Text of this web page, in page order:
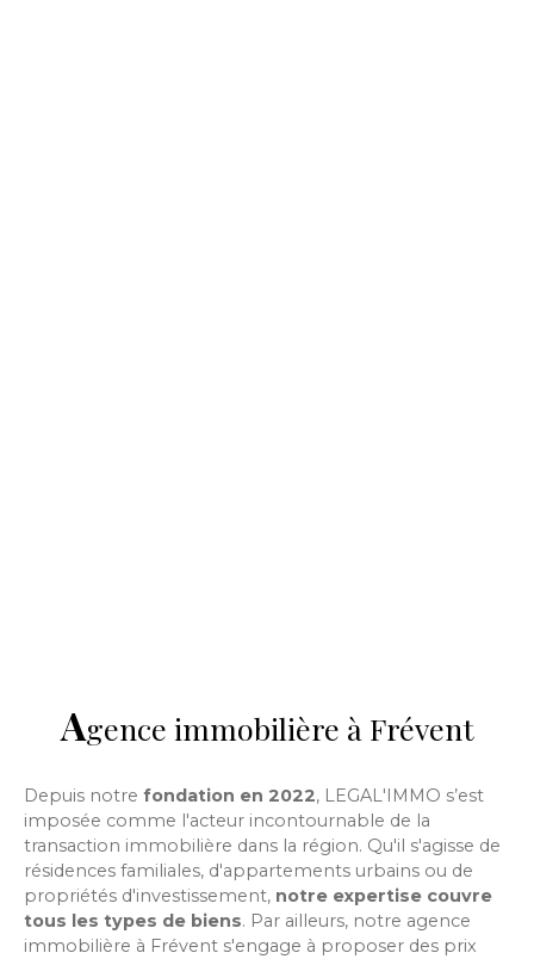
Agence immobilière à Frévent
Depuis notre fondation en 2022, LEGAL'IMMO s’est
imposée comme l'acteur incontournable de la
transaction immobilière dans la région. Qu'il s'agisse de
résidences familiales, d'appartements urbains ou de
propriétés d'investissement, notre expertise couvre
tous les types de biens. Par ailleurs, notre agence
immobilière à Frévent s'engage à proposer des prix